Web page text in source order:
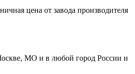
цена от завода производителя
МО и в любой город России и